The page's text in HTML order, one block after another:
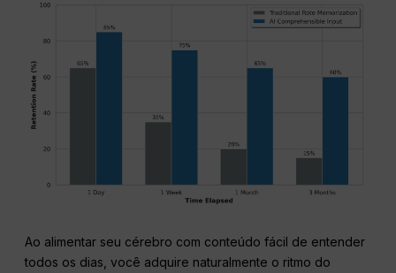
Ao alimentar seu cérebro com conteúdo fácil de entender
todos os dias, você adquire naturalmente o ritmo do